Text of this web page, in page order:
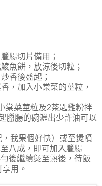
腸切片備用；
魚餅，放涼後切粒；
香後盛起；
，加入小棠菜的莖粒，
棠菜莖粒及2茶匙雞粉拌
臘腸的碗瀝出少許油可以
我果個好快）或至煲噴
八成，即可加入臘腸
後繼續煲至熟後，待飯
用。